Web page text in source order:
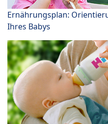
Ernährungsplan:
Ihres Babys